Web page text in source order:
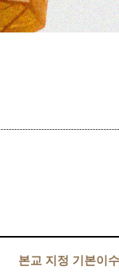
본교 지정 기본이